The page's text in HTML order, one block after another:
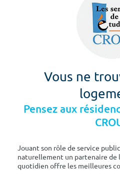
Vous ne
Pensez aux
Jouant son rôle de service
naturellement un partenaire de
quotidien offre les meilleures